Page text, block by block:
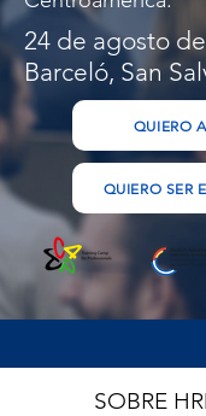
24 de agosto
Barceló, San
QUIERO
QUIERO SER
SOBRE